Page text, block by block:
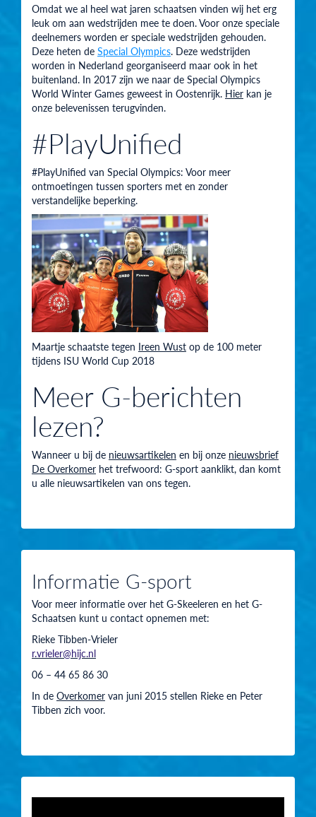
Omdat we al heel wat jaren schaatsen vinden wij het erg
leuk om aan wedstrijden mee te doen. Voor onze speciale
deelnemers worden er speciale wedstrijden gehouden.
Deze heten de Special Olympics. Deze wedstrijden
worden in Nederland georganiseerd maar ook in het
buitenland. In 2017 zijn we naar de Special Olympics
World Winter Games geweest in Oostenrijk. Hier kan je
onze belevenissen terugvinden.
#PlayUnified
#PlayUnified van Special Olympics: Voor meer
ontmoetingen tussen sporters met en zonder
verstandelijke beperking.
Maartje schaatste tegen Ireen Wust op de 100 meter
tijdens ISU World Cup 2018
Meer G-berichten
lezen?
Wanneer u bij de nieuwsartikelen en bij onze nieuwsbrief
De Overkomer het trefwoord: G-sport aanklikt, dan komt
u alle nieuwsartikelen van ons tegen.
Informatie G-sport
Voor meer informatie over het G-Skeeleren en het G-
Schaatsen kunt u contact opnemen met:
Rieke Tibben-Vrieler
r.vrieler@hijc.nl
06 – 44 65 86 30
In de Overkomer van juni 2015 stellen Rieke en Peter
Tibben zich voor.